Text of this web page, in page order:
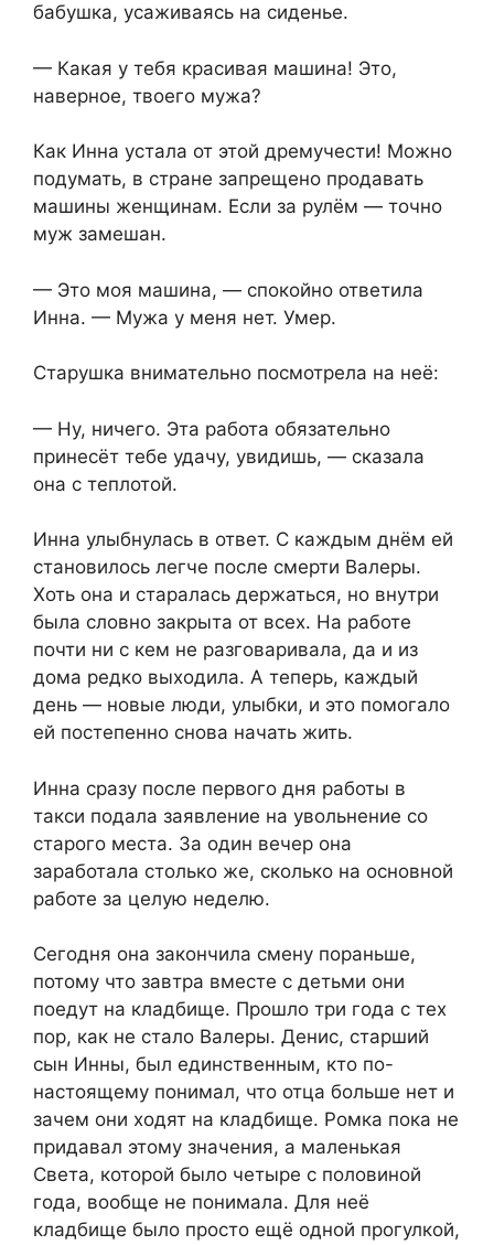
бабушка, усаживаясь на сиденье.
— Какая у тебя красивая машина! Это,
наверное, твоего мужа?
Как Инна устала от этой дремучести! Можно
подумать, в стране запрещено продавать
машины женщинам. Если за рулём — точно
муж замешан.
— Это моя машина, — спокойно ответила
Инна. — Мужа у меня нет. Умер.
Старушка внимательно посмотрела на неё:
— Ну, ничего. Эта работа обязательно
принесёт тебе удачу, увидишь, — сказала
она с теплотой.
Инна улыбнулась в ответ. С каждым днём ей
становилось легче после смерти Валеры.
Хоть она и старалась держаться, но внутри
была словно закрыта от всех. На работе
почти ни с кем не разговаривала, да и из
дома редко выходила. А теперь, каждый
день — новые люди, улыбки, и это помогало
ей постепенно снова начать жить.
Инна сразу после первого дня работы в
такси подала заявление на увольнение со
старого места. За один вечер она
заработала столько же, сколько на основной
работе за целую неделю.
Сегодня она закончила смену пораньше,
потому что завтра вместе с детьми они
поедут на кладбище. Прошло три года с тех
пор, как не стало Валеры. Денис, старший
сын Инны, был единственным, кто по-
настоящему понимал, что отца больше нет и
зачем они ходят на кладбище. Ромка пока не
придавал этому значения, а маленькая
Света, которой было четыре с половиной
года, вообще не понимала. Для неё
кладбище было просто ещё одной прогулкой,